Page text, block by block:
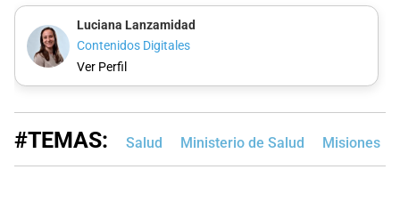
Luciana Lanzamidad
Contenidos Digitales
Ver Perfil
#TEMAS: Salud Ministerio de Salud Misiones